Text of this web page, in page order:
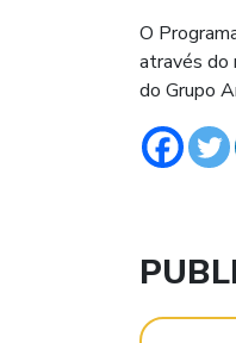
O
através do
do Grupo